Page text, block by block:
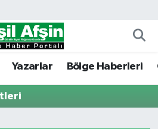
Yazarlar Bölge Haberleri
Nöbetçi Eczaneler
Namaz Vakitleri